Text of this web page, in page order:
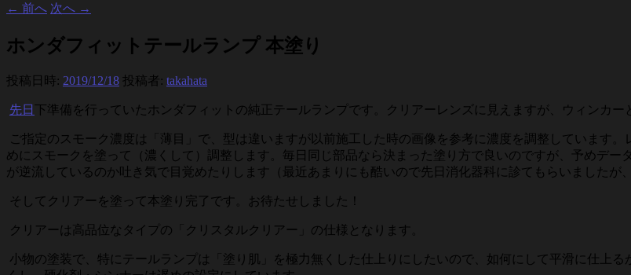
← 前へ 次へ →
ホンダフィットテールランプ 本塗り
投稿日時: 2019/12/18 投稿者: takahata
先日 下準備を行っていたホンダフィットの純正テールランプです。クリアーレンズに見えますが、ウィンカ
ご指定のスモーク濃度は「薄目」で、型は違いますが以前施工した時の画像を参考に濃度を調整しています
めにスモークを塗って（濃くして）調整します。毎日同じ部品なら決まった塗り方で良いのですが、予めデ
が逆流しているのか吐き気で目覚めたりします（最近あまりにも酷いので先日消化器科に診てもらいましたが
そしてクリアーを塗って本塗り完了です。お待たせしました！
クリアーは高品位なタイプの「クリスタルクリアー」の仕様となります。
小物の塗装で、特にテールランプは「塗り肌」を極力無くした仕上りにしたいので、如何にして平滑に仕上